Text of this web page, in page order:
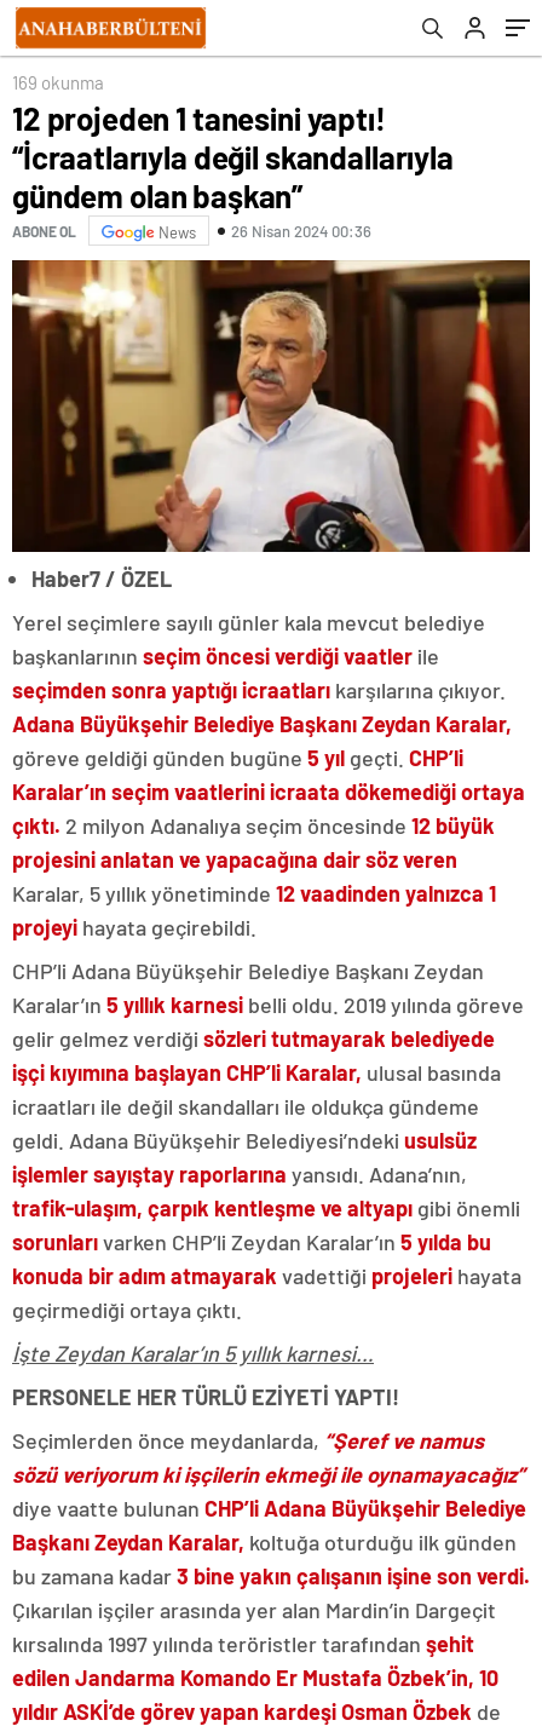
169 okunma
12 projeden 1 tanesini yaptı!
“İcraatlarıyla değil skandallarıyla
gündem olan başkan”
ABONE OL News 26 Nisan 2024 00:36
Haber7 / ÖZEL
Yerel seçimlere sayılı günler kala mevcut belediye
başkanlarının seçim öncesi verdiği vaatler ile
seçimden sonra yaptığı icraatları karşılarına çıkıyor.
Adana Büyükşehir Belediye Başkanı Zeydan Karalar,
göreve geldiği günden bugüne 5 yıl geçti. CHP’li
Karalar’ın seçim vaatlerini icraata dökemediği ortaya
çıktı. 2 milyon Adanalıya seçim öncesinde 12 büyük
projesini anlatan ve yapacağına dair söz veren
Karalar, 5 yıllık yönetiminde 12 vaadinden yalnızca 1
projeyi hayata geçirebildi.
CHP’li Adana Büyükşehir Belediye Başkanı Zeydan
Karalar’ın 5 yıllık karnesi belli oldu. 2019 yılında göreve
gelir gelmez verdiği sözleri tutmayarak belediyede
işçi kıyımına başlayan CHP’li Karalar, ulusal basında
icraatları ile değil skandalları ile oldukça gündeme
geldi. Adana Büyükşehir Belediyesi’ndeki usulsüz
işlemler sayıştay raporlarına yansıdı. Adana’nın,
trafik-ulaşım, çarpık kentleşme ve altyapı gibi önemli
sorunlarıvarken CHP’li Zeydan Karalar’ın 5 yılda bu
konuda bir adım atmayarak vadettiği projeleri hayata
geçirmediği ortaya çıktı.
İşte Zeydan Karalar’ın 5 yıllık karnesi…
PERSONELE HER TÜRLÜ EZİYETİ YAPTI!
Seçimlerden önce meydanlarda, “Şeref ve namus
sözü veriyorum ki işçilerin ekmeği ile oynamayacağız”
diye vaatte bulunan CHP’li Adana Büyükşehir Belediye
Başkanı Zeydan Karalar, koltuğa oturduğu ilk günden
bu zamana kadar3 bine yakın çalışanın işine son verdi.
Çıkarılan işçiler arasında yer alan Mardin’in Dargeçit
kırsalında 1997 yılında teröristler tarafından şehit
edilen Jandarma Komando Er Mustafa Özbek’in, 10
yıldır ASKİ’de görev yapan kardeşi Osman Özbek de